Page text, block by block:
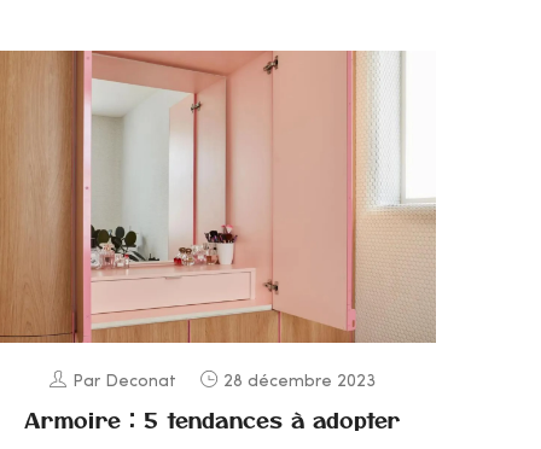
Par Deconat 28 décembre 2023
Armoire : 5 tendances à adopter